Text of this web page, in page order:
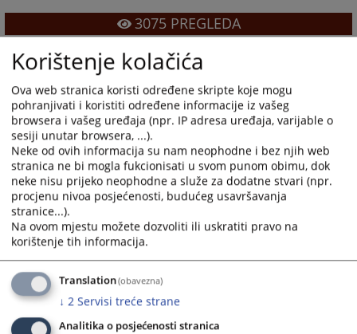
3075PREGLEDA
Korištenje kolačića
Ova web stranica koristi određene skripte koje mogu
pohranjivati i koristiti određene informacije iz vašeg
browsera i vašeg uređaja (npr. IP adresa uređaja, varijable o
sesiji unutar browsera, ...).
Neke od ovih informacija su nam neophodne i bez njih web
stranica ne bi mogla fukcionisati u svom punom obimu, dok
neke nisu prijeko neophodne a služe za dodatne stvari (npr.
procjenu nivoa posjećenosti, budućeg usavršavanja
stranice...).
Na ovom mjestu možete dozvoliti ili uskratiti pravo na
korištenje tih informacija.
Translation(obavezna)
↓ 2 Servisi treće strane
Analitika o posjećenosti stranica